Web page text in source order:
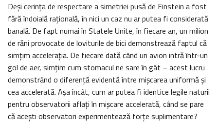
Deşi cerinţa de respectare a simetriei pusă de Einstein a fost
fără îndoială raţională, în nici un caz nu ar putea fi considerată
banală. De fapt numai în Statele Unite, în fiecare an, un milion
de răni provocate de loviturile de bici demonstrează faptul că
simţim acceleraţia. De fiecare dată când un avion intră într-un
gol de aer, simţim cum stomacul ne sare în gât – acest lucru
demonstrând o diferenţă evidentă între mişcarea uniformă şi
cea accelerată. Aşa încât, cum ar putea fi identice legile naturii
pentru observatorii aflaţi în mişcare accelerată, când se pare
că aceşti observatori experimentează forţe suplimentare?